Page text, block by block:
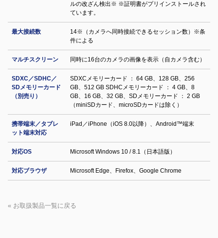
ルの改ざん検出※ ※証明書がプリインストールされ
ています。
最大接続数
14※（カメラへ同時接続できるセッション数）※条
件による
マルチスクリーン 同時に16台のカメラの画像を表示（自カメラ含む）
SDXC／SDHC／
SDメモリーカード
（別売り）
SDXCメモリーカード ： 64 GB、128 GB、256
GB、512 GB SDHCメモリーカード ： 4 GB、8
GB、16 GB、32 GB、SDメモリーカード ： 2 GB
（miniSDカード、microSDカードは除く）
携帯端末／タブレ
ット端末対応
iPad／iPhone（iOS 8.0以降）、Android™端末
対応OS Microsoft Windows 10 / 8.1（日本語版）
対応ブラウザ Microsoft Edge、Firefox、Google Chrome
« お取扱製品一覧に戻る